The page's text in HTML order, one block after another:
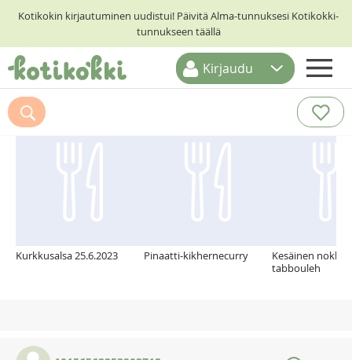
Kotikokin kirjautuminen uudistui! Päivitä Alma-tunnuksesi Kotikokki-
tunnukseen täällä
ETUSIVU
RESEPTIHAKU
Kirjaudu
Suosittelemme myös
Kurkkusalsa 25.6.2023 Pinaatti-kikhernecurry
Kesäinen
tabbouleh